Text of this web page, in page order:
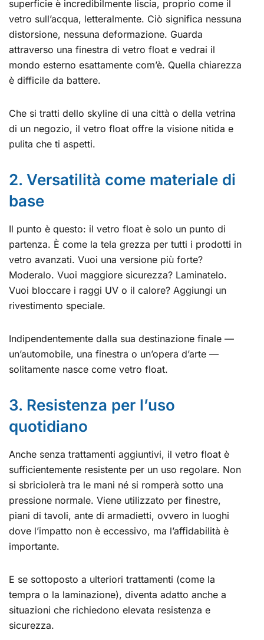
superficie è incredibilmente liscia, proprio come il
vetro sull’acqua, letteralmente. Ciò significa nessuna
distorsione, nessuna deformazione. Guarda
attraverso una finestra di vetro float e vedrai il
mondo esterno esattamente com’è. Quella chiarezza
è difficile da battere.
Che si tratti dello skyline di una città o della vetrina
di un negozio, il vetro float offre la visione nitida e
pulita che ti aspetti.
2. Versatilità come materiale di
base
Il punto è questo: il vetro float è solo un punto di
partenza. È come la tela grezza per tutti i prodotti in
vetro avanzati. Vuoi una versione più forte?
Moderalo. Vuoi maggiore sicurezza? Laminatelo.
Vuoi bloccare i raggi UV o il calore? Aggiungi un
rivestimento speciale.
Indipendentemente dalla sua destinazione finale —
un’automobile, una finestra o un’opera d’arte —
solitamente nasce come vetro float.
3. Resistenza per l’uso
quotidiano
Anche senza trattamenti aggiuntivi, il vetro float è
sufficientemente resistente per un uso regolare. Non
si sbriciolerà tra le mani né si romperà sotto una
pressione normale. Viene utilizzato per finestre,
piani di tavoli, ante di armadietti, ovvero in luoghi
dove l’impatto non è eccessivo, ma l’affidabilità è
importante.
E se sottoposto a ulteriori trattamenti (come la
tempra o la laminazione), diventa adatto anche a
situazioni che richiedono elevata resistenza e
sicurezza.